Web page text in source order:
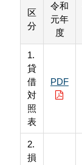
区
分
令和
元年
度
1.
貸
借
対
照
表
PDF
2.
損